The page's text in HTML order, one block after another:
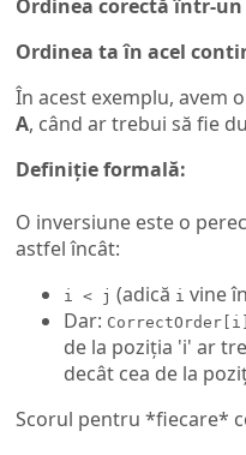
Ordinea corectă într-
Ordinea ta în acel
În acest exemplu, avem
A, când ar trebui să fie
Definiție formală:
O inversiune este o
astfel încât:
i < j (adică i vine
Dar:
de la poziția 'i' ar
decât cea de la
Scorul pentru *fiecare*